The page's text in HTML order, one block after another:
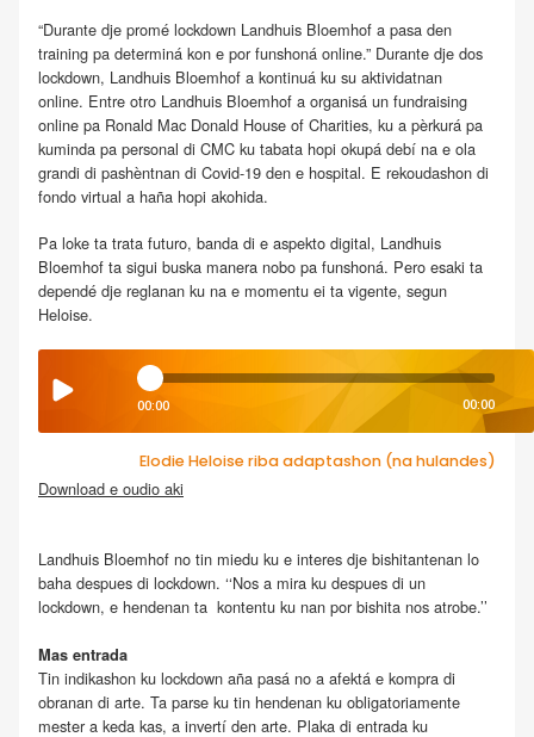
“Durante dje promé lockdown Landhuis Bloemhof a pasa den
training pa determiná kon e por funshoná online.” Durante dje dos
lockdown, Landhuis Bloemhof a kontinuá ku su aktividatnan
online. Entre otro Landhuis Bloemhof a organisá un fundraising
online pa Ronald Mac Donald House of Charities, ku a pèrkurá pa
kuminda pa personal di CMC ku tabata hopi okupá debí na e ola
grandi di pashèntnan di Covid-19 den e hospital. E rekoudashon di
fondo virtual a haña hopi akohida.
Pa loke ta trata futuro, banda di e aspekto digital, Landhuis
Bloemhof ta sigui buska manera nobo pa funshoná. Pero esaki ta
dependé dje reglanan ku na e momentu ei ta vigente, segun
Heloise.
00:00 00:00
Elodie Heloise riba adaptashon (na hulandes)
Download e oudio aki
Landhuis Bloemhof no tin miedu ku e interes dje bishitantenan lo
baha despues di lockdown. ‘‘Nos a mira ku despues di un
lockdown, e hendenan ta kontentu ku nan por bishita nos atrobe.’’
Mas entrada
Tin indikashon ku lockdown aña pasá no a afektá e kompra di
obranan di arte. Ta parse ku tin hendenan ku obligatoriamente
mester a keda kas, a invertí den arte. Plaka di entrada ku